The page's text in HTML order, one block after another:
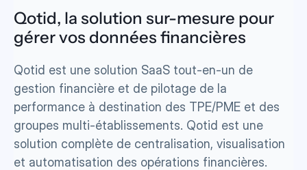
Qotid, la solution sur-mesure pour
gérer vos données financières
Qotid est une solution SaaS tout-en-un de
gestion financière et de pilotage de la
performance à destination des TPE/PME et des
groupes multi-établissements. Qotid est une
solution complète de centralisation, visualisation
et automatisation des opérations financières.